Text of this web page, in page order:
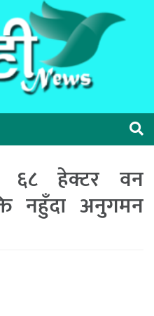
६८ हेक्टर वन
नहुँदा अनुगमन